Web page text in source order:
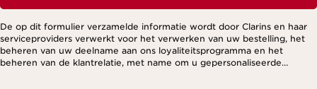
De op dit formulier verzamelde informatie wordt door Clarins en haar
serviceproviders verwerkt voor het verwerken van uw bestelling, het
beheren van uw deelname aan ons loyaliteitsprogramma en het
beheren van de klantrelatie, met name om u gepersonaliseerde